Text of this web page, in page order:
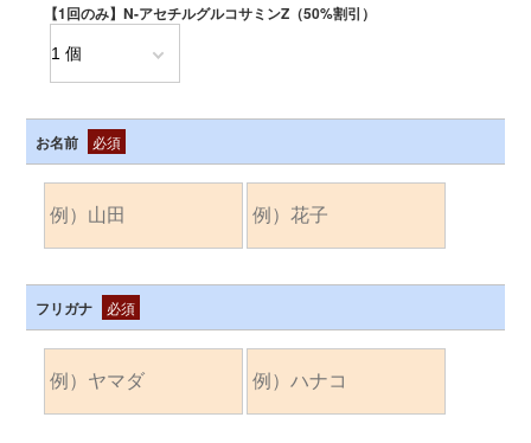
【1回のみ】N-アセチルグルコサミンZ（50%割引）
お名前 必須
フリガナ 必須